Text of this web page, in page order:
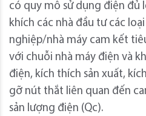
có quy mô sử dụng điện đủ
khích các nhà đầu tư các
nghiệp/nhà máy cam kết
với chuỗi nhà máy điện và
điện, kích thích sản xuất,
gỡ nút thắt liên quan đến
sản lượng điện (Qc).